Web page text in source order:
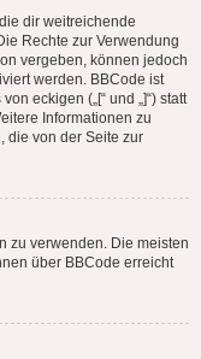
dir weitreichende
Rechte zur Verwendung
vergeben, können jedoch
werden. BBCode ist
eckigen („[“ und „]“) statt
Informationen zu
die von der Seite zur
zu verwenden. Die meisten
über BBCode erreicht